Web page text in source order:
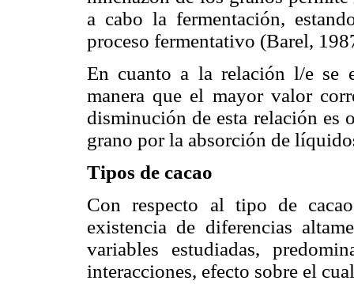
a cabo la fermen­tación,
proceso fermentativo (Barel,
En cuanto a la relación l/e se
manera que el mayor valor
disminución de esta relación es
grano por la absorción de
Tipos de cacao
Con respecto al tipo de
existencia de diferencias
variables estudiadas,
interac­ciones, efecto sobre el